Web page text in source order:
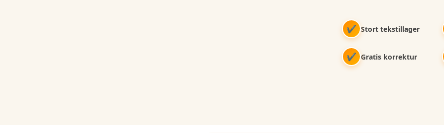
✔ Stort tekstillager
✔ Gratis korrektur